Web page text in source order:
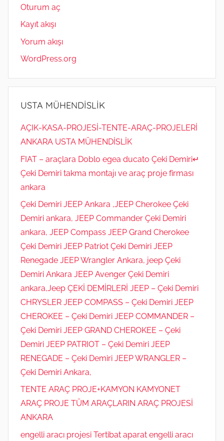
Oturum aç
Kayıt akışı
Yorum akışı
WordPress.org
USTA MÜHENDİSLİK
AÇIK-KASA-PROJESİ-TENTE-ARAÇ-PROJELERİ
ANKARA USTA MÜHENDİSLİK
FIAT – araçlara Doblo egea ducato Çeki Demiri↵
Çeki Demiri takma montajı ve araç proje firması
ankara
Çeki Demiri JEEP Ankara ,JEEP Cherokee Çeki
Demiri ankara, JEEP Commander Çeki Demiri
ankara, JEEP Compass JEEP Grand Cherokee
Çeki Demiri JEEP Patriot Çeki Demiri JEEP
Renegade JEEP Wrangler Ankara, jeep Çeki
Demiri Ankara JEEP Avenger Çeki Demiri
ankara,Jeep ÇEKİ DEMİRLERİ JEEP – Çeki Demiri
CHRYSLER JEEP COMPASS – Çeki Demiri JEEP
CHEROKEE – Çeki Demiri JEEP COMMANDER –
Çeki Demiri JEEP GRAND CHEROKEE – Çeki
Demiri JEEP PATRIOT – Çeki Demiri JEEP
RENEGADE – Çeki Demiri JEEP WRANGLER –
Çeki Demiri Ankara,
TENTE ARAÇ PROJE+KAMYON KAMYONET
ARAÇ PROJE TÜM ARAÇLARIN ARAÇ PROJESİ
ANKARA
engelli aracı projesi Tertibat aparat engelli aracı